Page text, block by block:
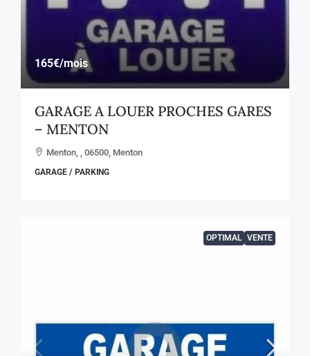
165€/mois
GARAGE A LOUER PROCHES GARES
– MENTON
Menton, , 06500, Menton
GARAGE / PARKING
OPTIMAL VENTE